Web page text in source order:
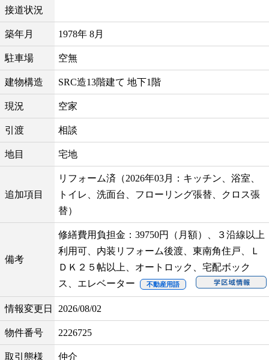
接道状況
築年月 1978年 8月
駐車場 空無
建物構造 SRC造13階建て 地下1階
現況 空家
引渡 相談
地目 宅地
追加項目
リフォーム済（2026年03月：キッチン、浴室、
トイレ、洗面台、フローリング張替、クロス張
替）
備考
修繕費用負担金：39750円（月額）、３沿線以上
利用可、内装リフォーム後渡、東南角住戸、Ｌ
ＤＫ２５帖以上、オートロック、宅配ボック
ス、エレベーター
不動産用語
情報変更日 2026/08/02
物件番号 2226725
取引態様 仲介